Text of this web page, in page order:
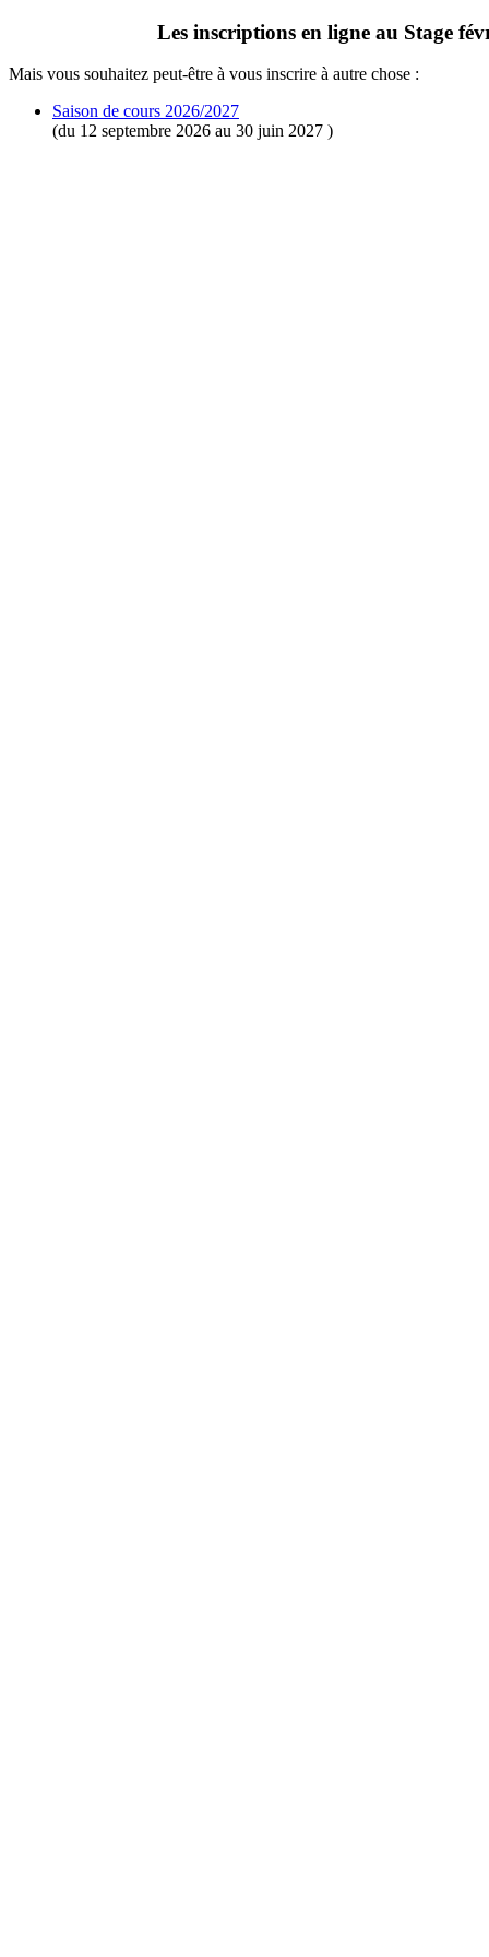
Les inscriptions en ligne au Stage
Mais vous souhaitez peut-être à vous inscrire à autre chose :
Saison de cours 2026/2027
(du 12 septembre 2026 au 30 juin 2027 )